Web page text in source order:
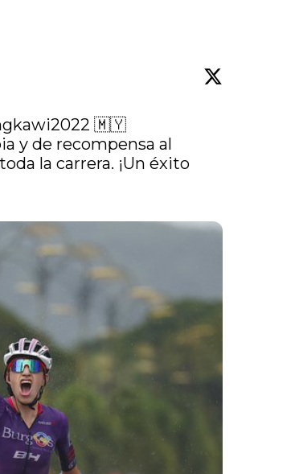
🇲🇾
y de recompensa al
la carrera. ¡Un éxito